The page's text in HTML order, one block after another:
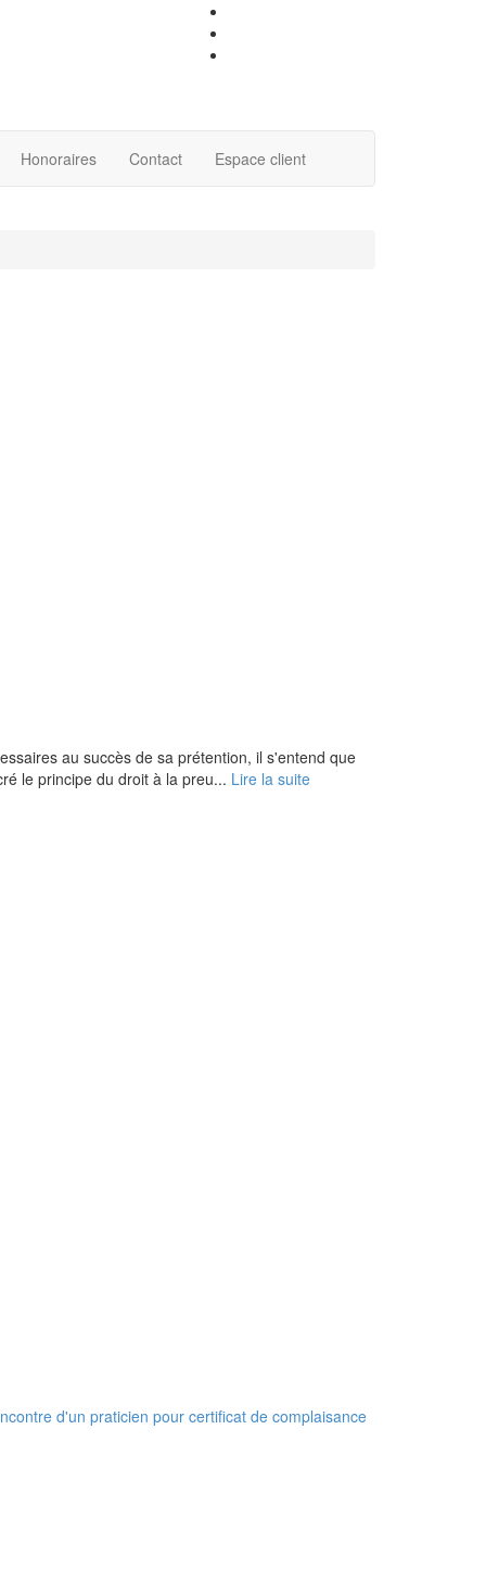
Honoraires Contact Espace client
au succès de sa prétention, il s'entend que
le principe du droit à la preu... Lire la suite
d'un praticien pour certificat de complaisance